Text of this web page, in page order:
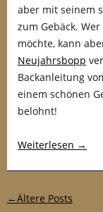
aber mit seinem
zum Gebäck.
möchte, kann
Neujahrsbopp
Backanleitung
einem schönen
belohnt!
Weiterlesen →
Post-Navigation
←Ältere Posts